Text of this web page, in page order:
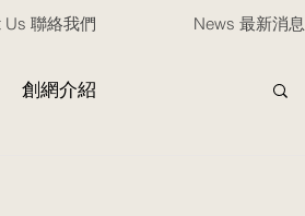
Us 聯絡我們 News 最新消息
創網介紹